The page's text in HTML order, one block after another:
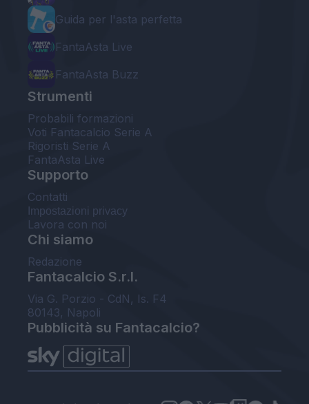
Guida per l'asta perfetta
FantaAsta Live
FantaAsta Buzz
Strumenti
Probabili formazioni
Voti Fantacalcio Serie A
Rigoristi Serie A
FantaAsta Live
Supporto
Contatti
Impostazioni privacy
Lavora con noi
Chi siamo
Redazione
Fantacalcio S.r.l.
Via G. Porzio - CdN, Is. F4
80143, Napoli
Pubblicità su Fantacalcio?